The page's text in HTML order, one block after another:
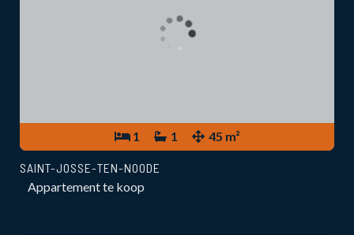
1 1 45 m²
SAINT-JOSSE-TEN-NOODE
Appartement te koop